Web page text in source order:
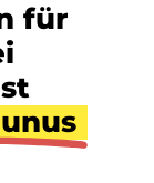
für